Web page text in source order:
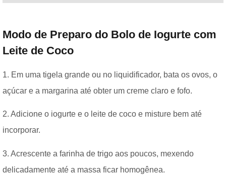
Modo de Preparo do Bolo de Iogurte com
Leite de Coco
1. Em uma tigela grande ou no liquidificador, bata os ovos, o
açúcar e a margarina até obter um creme claro e fofo.
2. Adicione o iogurte e o leite de coco e misture bem até
incorporar.
3. Acrescente a farinha de trigo aos poucos, mexendo
delicadamente até a massa ficar homogênea.